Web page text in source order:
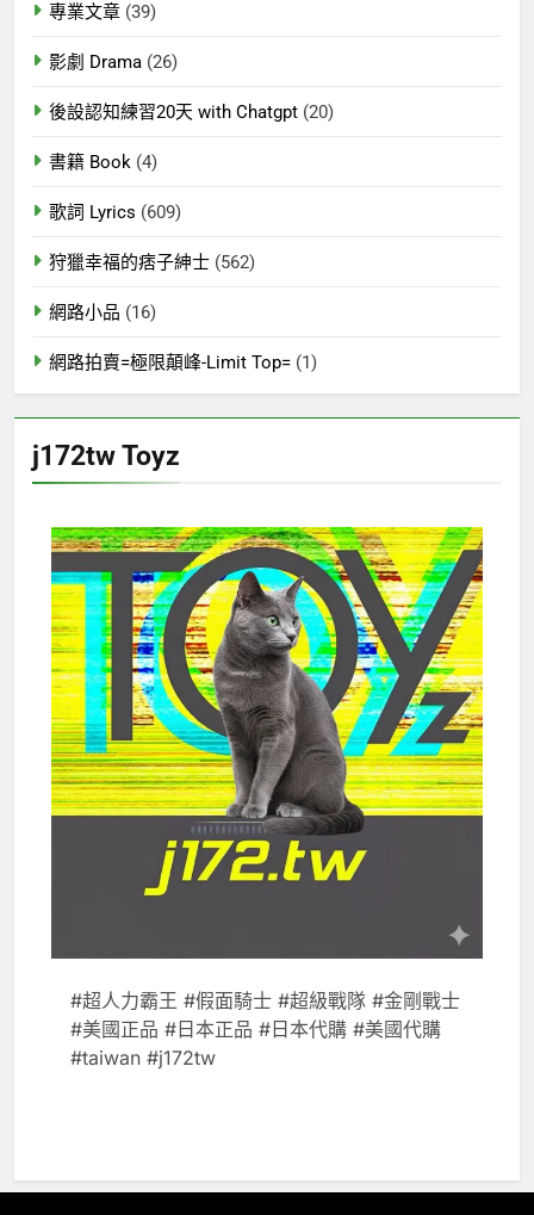
專業文章 (39)
影劇 Drama (26)
後設認知練習20天 with Chatgpt (20)
書籍 Book (4)
歌詞 Lyrics (609)
狩獵幸福的痞子紳士 (562)
網路小品 (16)
網路拍賣=極限顛峰-Limit Top= (1)
j172tw Toyz
#超人力霸王 #假面騎士 #超級戰隊 #金剛戰士
#美國正品 #日本正品 #日本代購 #美國代購
#taiwan #j172tw